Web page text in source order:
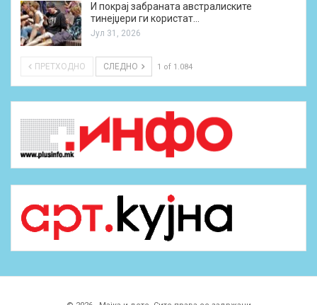
И покрај забраната австралиските
тинејџери ги користат…
Јул 31, 2026
ПРЕТХОДНО СЛЕДНО 1 of 1.084